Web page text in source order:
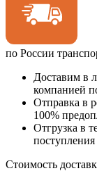
по России
Доставим в
компанией
Отправка в
100%
Отгрузка в
Стоимость